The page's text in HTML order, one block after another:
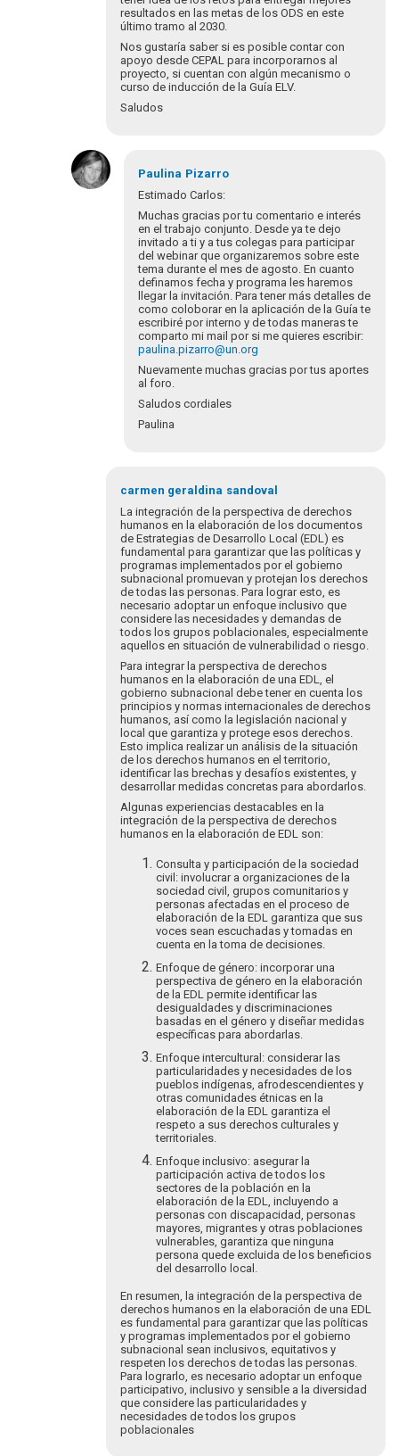
resultados en las metas de los ODS en este
último tramo al 2030.
Nos gustaría saber si es posible contar con
apoyo desde CEPAL para incorporarnos al
proyecto, si cuentan con algún mecanismo o
curso de inducción de la Guía ELV.
Saludos
respuesta
Paulina Pizarro
Estimado Carlos:
Muchas gracias por tu comentario e interés
en el trabajo conjunto. Desde ya te dejo
invitado a ti y a tus colegas para participar
del webinar que organizaremos sobre este
tema durante el mes de agosto. En cuanto
definamos fecha y programa les haremos
llegar la invitación. Para tener más detalles de
como coloborar en la aplicación de la Guía te
escribiré por interno y de todas maneras te
comparto mi mail por si me quieres escribir:
paulina.pizarro@un.org
Nuevamente muchas gracias por tus aportes
al foro.
Saludos cordiales
Paulina
respuesta
detalle…
carmen geraldina sandoval
La integración de la perspectiva de derechos
humanos en la elaboración de los documentos
de Estrategias de Desarrollo Local (EDL) es
fundamental para garantizar que las políticas y
programas implementados por el gobierno
subnacional promuevan y protejan los derechos
de todas las personas. Para lograr esto, es
necesario adoptar un enfoque inclusivo que
considere las necesidades y demandas de
todos los grupos poblacionales, especialmente
aquellos en situación de vulnerabilidad o riesgo.
Para integrar la perspectiva de derechos
humanos en la elaboración de una EDL, el
gobierno subnacional debe tener en cuenta los
principios y normas internacionales de derechos
humanos, así como la legislación nacional y
local que garantiza y protege esos derechos.
Esto implica realizar un análisis de la situación
de los derechos humanos en el territorio,
identificar las brechas y desafíos existentes, y
desarrollar medidas concretas para abordarlos.
Algunas experiencias destacables en la
integración de la perspectiva de derechos
humanos en la elaboración de EDL son:
Consulta y participación de la sociedad
civil: involucrar a organizaciones de la
sociedad civil, grupos comunitarios y
personas afectadas en el proceso de
elaboración de la EDL garantiza que sus
voces sean escuchadas y tomadas en
cuenta en la toma de decisiones.
Enfoque de género: incorporar una
perspectiva de género en la elaboración
de la EDL permite identificar las
desigualdades y discriminaciones
basadas en el género y diseñar medidas
específicas para abordarlas.
Enfoque intercultural: considerar las
particularidades y necesidades de los
pueblos indígenas, afrodescendientes y
otras comunidades étnicas en la
elaboración de la EDL garantiza el
respeto a sus derechos culturales y
territoriales.
Enfoque inclusivo: asegurar la
participación activa de todos los
sectores de la población en la
elaboración de la EDL, incluyendo a
personas con discapacidad, personas
mayores, migrantes y otras poblaciones
vulnerables, garantiza que ninguna
persona quede excluida de los beneficios
del desarrollo local.
En resumen, la integración de la perspectiva de
derechos humanos en la elaboración de una EDL
es fundamental para garantizar que las políticas
y programas implementados por el gobierno
subnacional sean inclusivos, equitativos y
respeten los derechos de todas las personas.
Para lograrlo, es necesario adoptar un enfoque
participativo, inclusivo y sensible a la diversidad
que considere las particularidades y
necesidades de todos los grupos
poblacionales